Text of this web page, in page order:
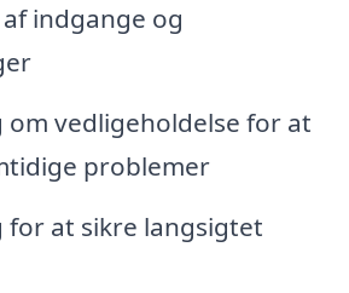
indgange og
om vedligeholdelse for at
problemer
for at sikre langsigtet